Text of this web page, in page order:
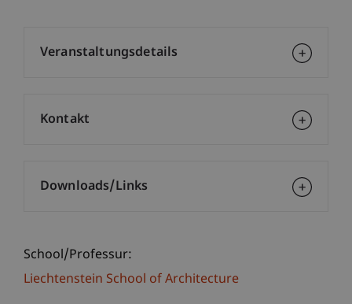
School/Professur:
Liechtenstein School of Architecture
Veranstaltungsdetails
Kontakt
Downloads/Links